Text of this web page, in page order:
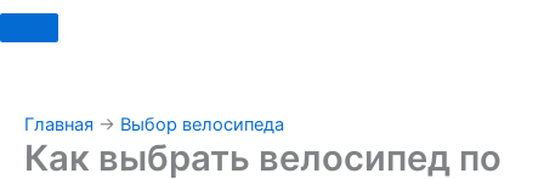
Главная → Выбор велосипеда
Как выбрать велосипед по